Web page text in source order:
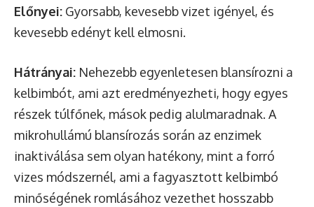
Előnyei: Gyorsabb, kevesebb vizet igényel, és
kevesebb edényt kell elmosni.
Hátrányai: Nehezebb egyenletesen blansírozni a
kelbimbót, ami azt eredményezheti, hogy egyes
részek túlfőnek, mások pedig alulmaradnak. A
mikrohullámú blansírozás során az enzimek
inaktiválása sem olyan hatékony, mint a forró
vizes módszernél, ami a fagyasztott kelbimbó
minőségének romlásához vezethet hosszabb